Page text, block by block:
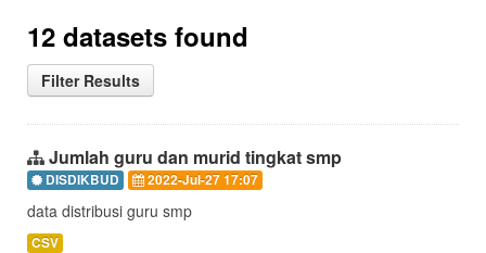
12 datasets found
Filter Results
Jumlah guru dan murid tingkat smp
DISDIKBUD 2022-Jul-27 17:07
data distribusi guru smp
CSV